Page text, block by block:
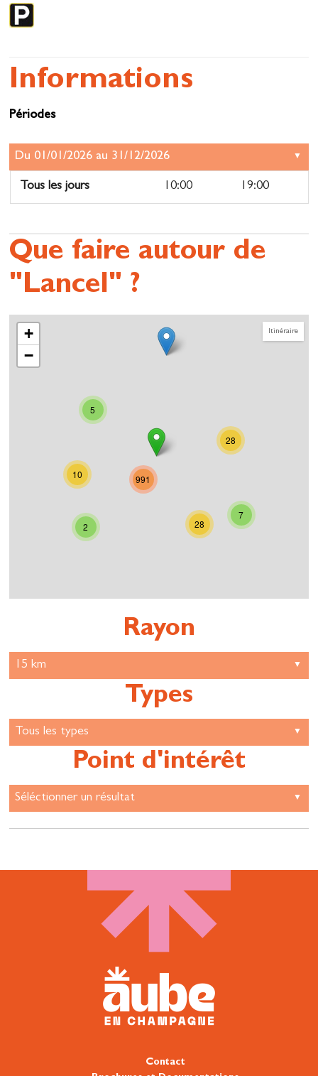
Informations
Périodes
Tous les jours 10:00 19:00
Que faire autour de
"Lancel" ?
Itinéraire
2
7
5
10
28
28
991
+
−
Rayon
Types
Point d'intérêt
Contact